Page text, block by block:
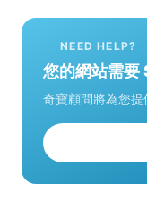
NEED HELP?
您的網站需要
奇寶顧問將為您